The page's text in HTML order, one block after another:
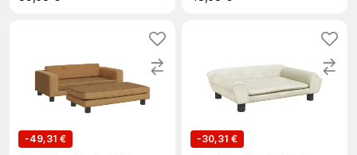
-49,31 €
-30,31 €